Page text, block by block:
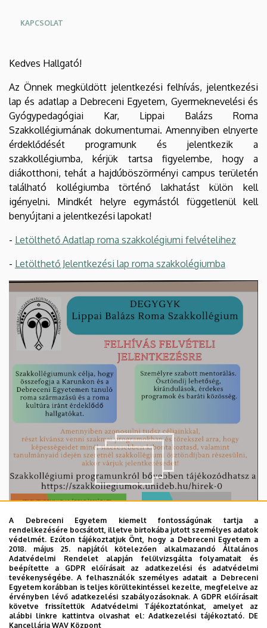
KAPCSOLAT
Kedves Hallgató!
Az Önnek megküldött jelentkezési felhívás, jelentkezési
lap és adatlap a Debreceni Egyetem, Gyermeknevelési és
Gyógypedagógiai Kar, Lippai Balázs Roma
Szakkollégiumának dokumentumai. Amennyiben elnyerte
érdeklődését programunk és jelentkezik a
szakkollégiumba, kérjük tartsa figyelembe, hogy a
diákotthoni, tehát a hajdúböszörményi campus területén
található kollégiumba történő lakhatást külön kell
igényelni. Mindkét helyre egymástól függetlenül kell
benyújtani a jelentkezési lapokat!
- Letölthető Adatlap roma szakkolégiumi felvételihez
- Letölthető Jelentkezési lap roma szakkolégiumba
A Debreceni Egyetem kiemelt fontosságúnak tartja a
rendelkezésére bocsátott, illetve birtokába jutott személyes adatok
védelmét. Ezúton tájékoztatjuk Önt, hogy a Debreceni Egyetem a
2018. május 25. napjától kötelezően alkalmazandó Általános
Adatvédelmi Rendelet alapján felülvizsgálta folyamatait és
beépítette a GDPR előírásait az adatkezelési és adatvédelmi
tevékenységébe. A felhasználók személyes adatait a Debreceni
Egyetem korábban is teljes körültekintéssel kezelte, megfelelve az
érvényben lévő adatkezelési szabályozásoknak. A GDPR előírásait
követve frissítettük Adatvédelmi Tájékoztatónkat, amelyet az
alábbi linkre kattintva olvashat el:Adatkezelési tájékoztató. DE
Kancellária WAV Központ